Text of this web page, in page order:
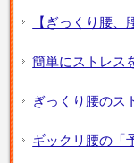
【ぎっくり腰
簡単にストレス
ぎっくり腰のス
ギックリ腰の「